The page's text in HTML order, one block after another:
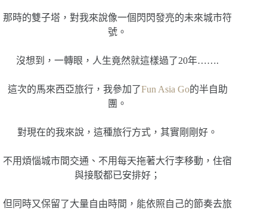
那時的雙子塔，對我來說像一個閃閃發亮的未來城市符
號。
沒想到，一轉眼，人生竟然就這樣過了20年…….
這次的馬來西亞旅行，我參加了Fun Asia Go的半自助
團。
對現在的我來說，這種旅行方式，其實剛剛好。
不用煩惱城市間交通、不用每天拖著大行李移動，住宿
與接駁都已安排好；
但同時又保留了大量自由時間，能依照自己的節奏去旅